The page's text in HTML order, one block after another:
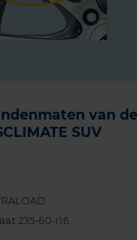
van de
SUV
235-60-r16